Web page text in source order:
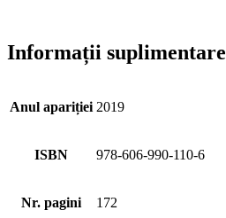
Informații suplimentare
Anul apariției 2019
ISBN 978-606-990-110-6
Nr. pagini 172